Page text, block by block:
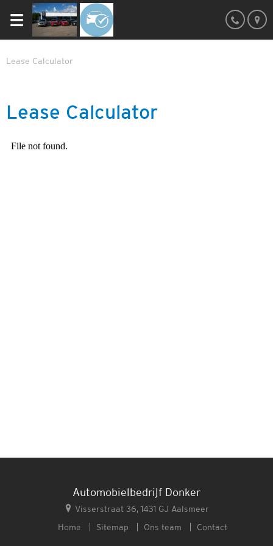
Lease Calculator
Lease Calculator
Automobielbedrijf Donker
Visserstraat 36, 1431 GJ Aalsmeer
Home
Sitemap Ons team Contact